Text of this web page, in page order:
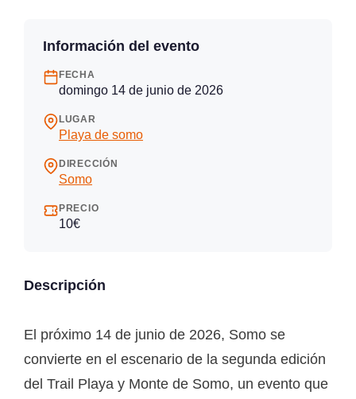
Información del evento
FECHA
domingo 14 de junio de 2026
LUGAR
Playa de somo
DIRECCIÓN
Somo
PRECIO
10€
Descripción
El próximo 14 de junio de 2026, Somo se
convierte en el escenario de la segunda edición
del Trail Playa y Monte de Somo, un evento que